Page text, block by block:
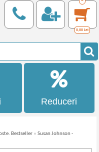
0,00 Lei
Reduceri
Bestseller »Susan Johnson -